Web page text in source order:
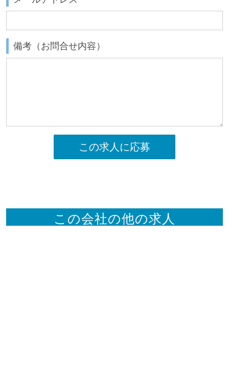
備考（お問合せ内容）
この求人に応募
この会社の他の求人